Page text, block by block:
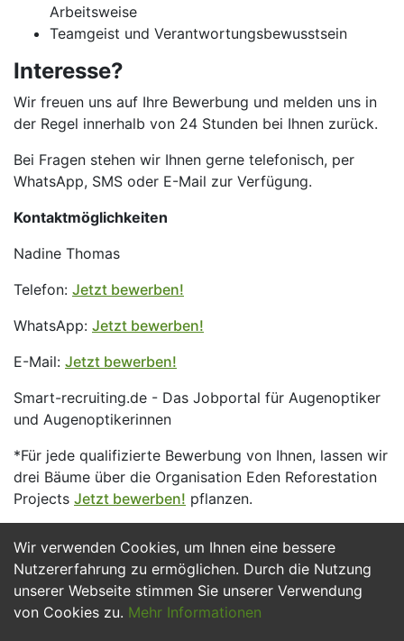
Wir verwenden Cookies, um Ihnen eine bessere
Nutzererfahrung zu ermöglichen. Durch die Nutzung
unserer Webseite stimmen Sie unserer Verwendung
von Cookies zu. Mehr Informationen
Arbeitsweise
Teamgeist und Verantwortungsbewusstsein
Interesse?
Wir freuen uns auf Ihre Bewerbung und melden uns in
der Regel innerhalb von 24 Stunden bei Ihnen zurück.
Bei Fragen stehen wir Ihnen gerne telefonisch, per
WhatsApp, SMS oder E-Mail zur Verfügung.
Kontaktmöglichkeiten
Nadine Thomas
Telefon: Jetzt bewerben!
WhatsApp: Jetzt bewerben!
E-Mail: Jetzt bewerben!
Smart-recruiting.de - Das Jobportal für Augenoptiker
und Augenoptikerinnen
*Für jede qualifizierte Bewerbung von Ihnen, lassen wir
drei Bäume über die Organisation Eden Reforestation
Projects Jetzt bewerben! pflanzen.
Jetzt Bewerben